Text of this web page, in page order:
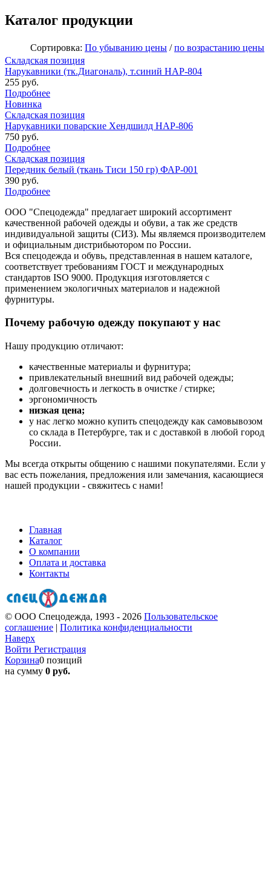
Каталог продукции
Сортировка: По убыванию цены /по возрастанию цены
Складская позиция
Нарукавники (тк.Диагональ), т.синий НАР-804
255 руб.
Подробнее
Новинка
Складская позиция
Нарукавники поварские Хендшилд НАР-806
750 руб.
Подробнее
Складская позиция
Передник белый (ткань Тиси 150 гр) ФАР-001
390 руб.
Подробнее
ООО "Спецодежда" предлагает широкий ассортимент
качественной рабочей одежды и обуви, а так же средств
индивидуальной защиты (СИЗ). Мы являемся производителем
и официальным дистрибьютором по России.
Вся спецодежда и обувь, представленная в нашем каталоге,
соответствует требованиям ГОСТ и международных
стандартов ISO 9000. Продукция изготовляется с
применением экологичных материалов и надежной
фурнитуры.
Почему рабочую одежду покупают у нас
Нашу продукцию отличают:
качественные материалы и фурнитура;
привлекательный внешний вид рабочей одежды;
долговечность и легкость в очистке / стирке;
эргономичность
низкая цена;
у нас легко можно купить спецодежду как самовывозом
со склада в Петербурге, так и с доставкой в любой город
России.
Мы всегда открыты общению с нашими покупателями. Если у
вас есть пожелания, предложения или замечания, касающиеся
нашей продукции - свяжитесь с нами!
Главная
Каталог
О компании
Оплата и доставка
Контакты
© ООО Спецодежда, 1993 - 2026 Пользовательское
соглашение | Политика конфиденциальности
Наверх
Войти Регистрация
Корзина0 позиций
на сумму 0 руб.